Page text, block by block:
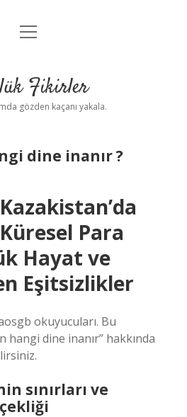
Anasayfa
Yasal Uyarı
menüyü
Fikirler
gözden kaçanı yakala.
dine inanır ?
Para
Hayat ve
Eşitsizlikler
okuyucuları. Bu
hangi dine inanır” hakkında
sınırları ve